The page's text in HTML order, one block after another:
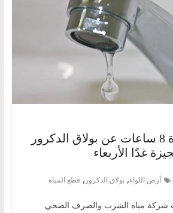
قطع المياه لمدة 8 ساعات عن بولاق الدكرور
غدًا الأربعاء
أرض اللواء, بولاق الدكرور , قطع المياه
شركة مياه الشرب والصرف الصحي